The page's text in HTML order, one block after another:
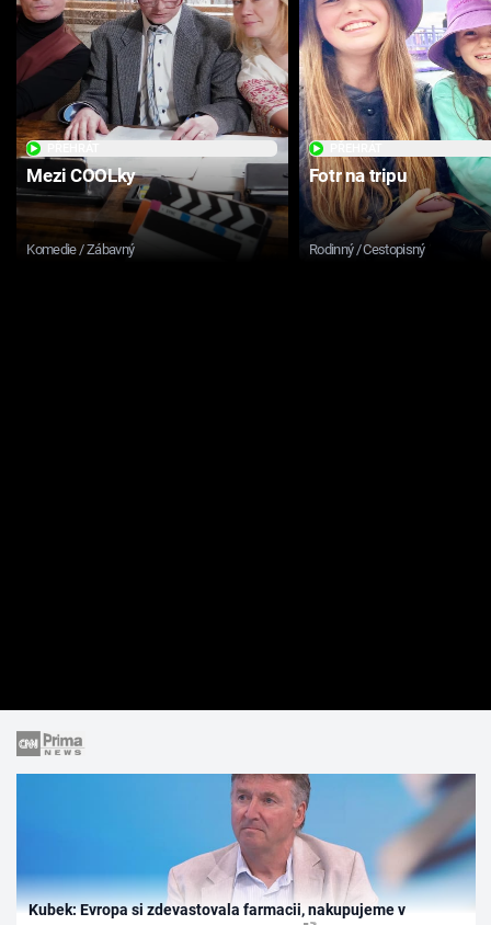
Mezi COOLky
Komedie / Zábavný
Fotr na tripu
Rodinný / Cestopisný
Kubek: Evropa si zdevastovala farmacii, nakupujeme v